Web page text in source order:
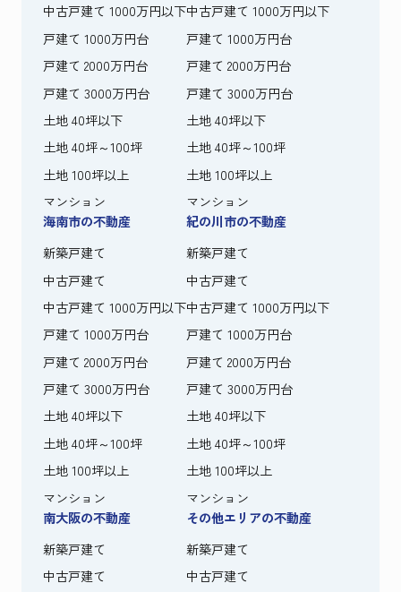
中古戸建て 1000万円以下
戸建て 1000万円台
戸建て 2000万円台
戸建て 3000万円台
土地 40坪以下
土地 40坪～100坪
土地 100坪以上
マンション
中古戸建て 1000万円以下
戸建て 1000万円台
戸建て 2000万円台
戸建て 3000万円台
土地 40坪以下
土地 40坪～100坪
土地 100坪以上
マンション
海南市の不動産
新築戸建て
中古戸建て
中古戸建て 1000万円以下
戸建て 1000万円台
戸建て 2000万円台
戸建て 3000万円台
土地 40坪以下
土地 40坪～100坪
土地 100坪以上
マンション
紀の川市の不動産
新築戸建て
中古戸建て
中古戸建て 1000万円以下
戸建て 1000万円台
戸建て 2000万円台
戸建て 3000万円台
土地 40坪以下
土地 40坪～100坪
土地 100坪以上
マンション
南大阪の不動産
新築戸建て
中古戸建て
その他エリアの不動産
新築戸建て
中古戸建て